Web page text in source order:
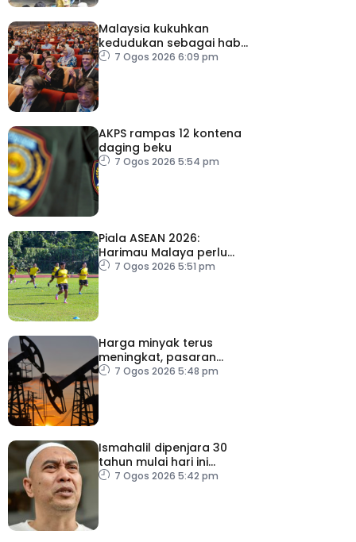
Malaysia kukuhkan
kedudukan sebagai hab
acara perniagaan
7 Ogos 2026 6:09 pm
AKPS rampas 12 kontena
daging beku
7 Ogos 2026 5:54 pm
Piala ASEAN 2026:
Harimau Malaya perlu
lebih agresif
7 Ogos 2026 5:51 pm
Harga minyak terus
meningkat, pasaran
saham merosot ekoran
7 Ogos 2026 5:48 pm
Ismahalil dipenjara 30
tahun mulai hari ini
kerana edar dadah
7 Ogos 2026 5:42 pm